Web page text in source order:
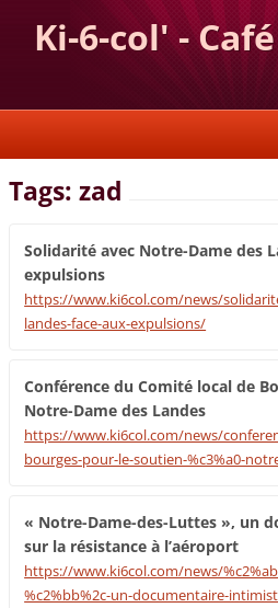
Ki-6-col' -
Tags: zad
Solidarité avec Notre-Dame des
expulsions
https://www.ki6col.com/news/
landes-face-aux-expulsions/
Conférence du Comité local de
Notre-Dame des Landes
https://www.ki6col.com/news/
bourges-pour-le-soutien-%c3%a0-
« Notre-Dame-des-Luttes », un
sur la résistance à l’aéroport
https://www.ki6col.com/news/
%c2%bb%2c-un-documentaire-